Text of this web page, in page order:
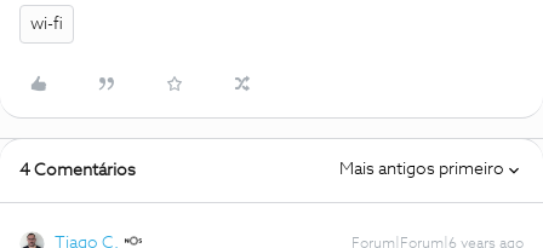
wi-fi
4 Comentários Mais antigos primeiro
Tiago C. Forum|Forum|6 years ago